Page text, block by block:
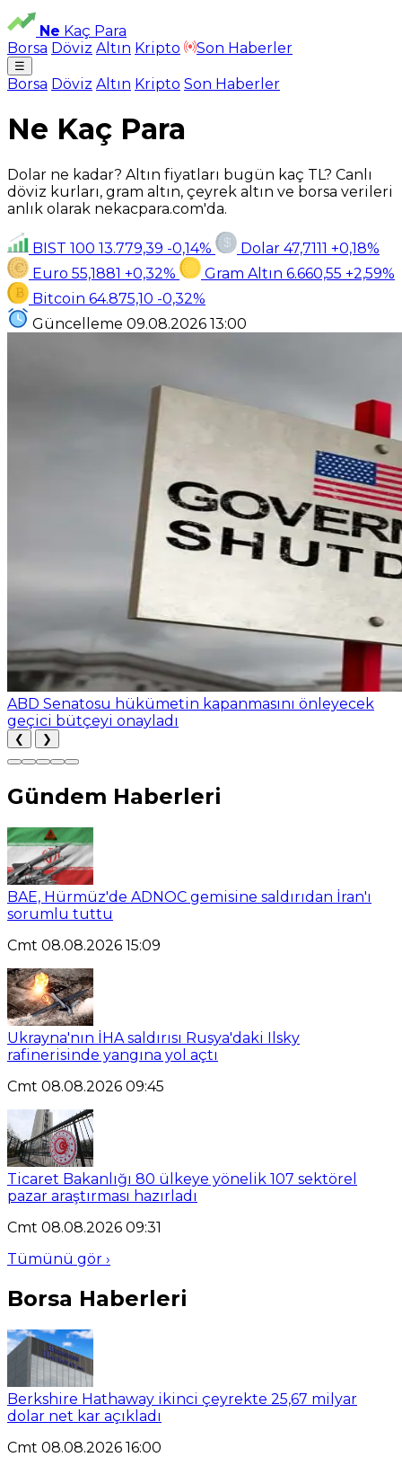
Ne Kaç Para
Borsa Döviz Altın Kripto Son Haberler
☰
Borsa Döviz Altın Kripto Son Haberler
Ne Kaç Para
Dolar ne kadar? Altın fiyatları bugün kaç TL? Canlı
döviz kurları, gram altın, çeyrek altın ve borsa verileri
anlık olarak nekacpara.com'da.
BIST 100 13.779,39 -0,14% Dolar 47,7111 +0,18%
Euro 55,1881 +0,32% Gram Altın 6.660,55 +2,59%
Bitcoin 64.875,10 -0,32%
Güncelleme 09.08.2026 13:00
ABD Senatosu hükümetin kapanmasını önleyecek
geçici bütçeyi onayladı
❮ ❯
Gündem Haberleri
BAE, Hürmüz'de ADNOC gemisine saldırıdan İran'ı
sorumlu tuttu
Cmt 08.08.2026 15:09
Ukrayna'nın İHA saldırısı Rusya'daki Ilsky
rafinerisinde yangına yol açtı
Cmt 08.08.2026 09:45
Ticaret Bakanlığı 80 ülkeye yönelik 107 sektörel
pazar araştırması hazırladı
Cmt 08.08.2026 09:31
Tümünü gör ›
Borsa Haberleri
Berkshire Hathaway ikinci çeyrekte 25,67 milyar
dolar net kar açıkladı
Cmt 08.08.2026 16:00